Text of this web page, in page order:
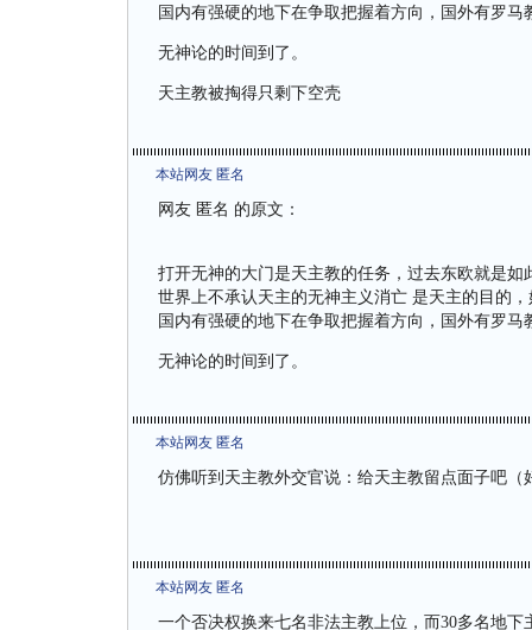
国内有强硬的地下在争取把握着方向，国外有罗
无神论的时间到了。
天主教被掏得只剩下空壳
本站网友 匿名
网友 匿名 的原文：
打开无神的大门是天主教的任务，过去东欧就是
世界上不承认天主的无神主义消亡 是天主的目的
国内有强硬的地下在争取把握着方向，国外有罗
无神论的时间到了。
本站网友 匿名
仿佛听到天主教外交官说：给天主教留点面子吧
本站网友 匿名
一个否决权换来七名非法主教上位，而30多名地